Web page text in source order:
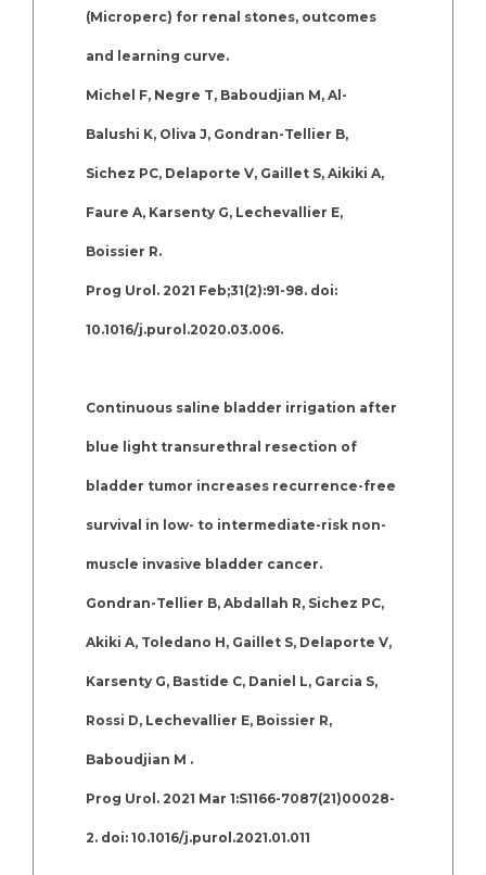
(Microperc) for renal stones, outcomes
and learning curve.
Michel F, Negre T, Baboudjian M, Al-
Balushi K, Oliva J, Gondran-Tellier B,
Sichez PC, Delaporte V, Gaillet S, Aikiki A,
Faure A, Karsenty G, Lechevallier E,
Boissier R.
Prog Urol. 2021 Feb;31(2):91-98. doi:
10.1016/j.purol.2020.03.006.
Continuous saline bladder irrigation after
blue light transurethral resection of
bladder tumor increases recurrence-free
survival in low- to intermediate-risk non-
muscle invasive bladder cancer.
Gondran-Tellier B, Abdallah R, Sichez PC,
Akiki A, Toledano H, Gaillet S, Delaporte V,
Karsenty G, Bastide C, Daniel L, Garcia S,
Rossi D, Lechevallier E, Boissier R,
Baboudjian M .
Prog Urol. 2021 Mar 1:S1166-7087(21)00028-
2. doi: 10.1016/j.purol.2021.01.011